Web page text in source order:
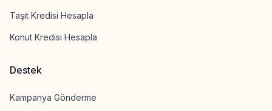
Taşıt Kredisi Hesapla
Konut Kredisi Hesapla
Destek
Kampanya Gönderme